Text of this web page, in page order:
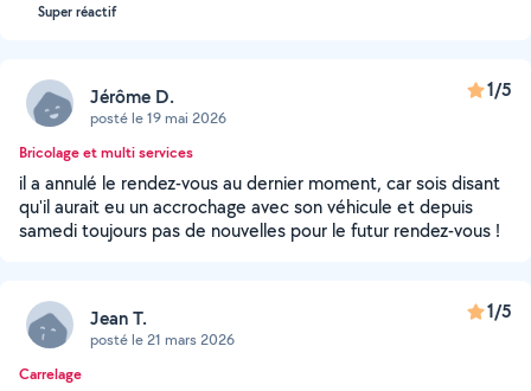
Super réactif
Jérôme D.
posté le 19 mai 2026
1/5
Bricolage et multi services
il a annulé le rendez-vous au dernier moment, car sois disant
qu'il aurait eu un accrochage avec son véhicule et depuis
samedi toujours pas de nouvelles pour le futur rendez-vous !
Jean T.
posté le 21 mars 2026
1/5
Carrelage